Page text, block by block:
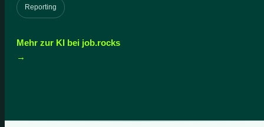
Reporting
Mehr zur KI bei job.rocks
→